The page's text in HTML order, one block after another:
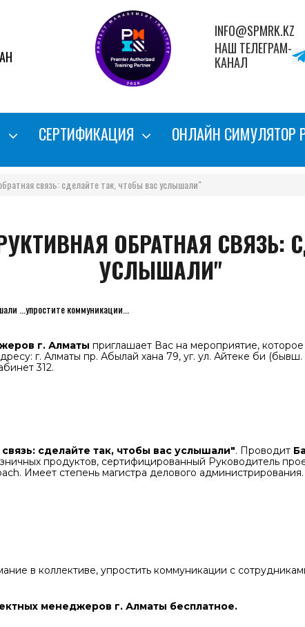
INFO@SPMRK.KZ
НАШ ТЕЛЕГРАМ-
КАНАЛ
СЕРТИФИКАЦИЯ ОНЛАЙН СИМУЛЯТОР
связь: сделайте так, чтобы вас услышали"
ОБРАТНАЯ СВЯЗЬ:
УСЛЫШАЛИ"
...упростите коммуникации...
г. Алматы приглашает Вас на мероприятие, которое
г. Алматы пр. Абылай хана 79, уг. ул. Айтеке би
312.
сделайте так, чтобы вас услышали". Проводит
продуктов, сертифицированный Руководитель
Имеет степень магистра делового администрирования.
в коллективе, упростить коммуникации с
менеджеров г. Алматы бесплатное.